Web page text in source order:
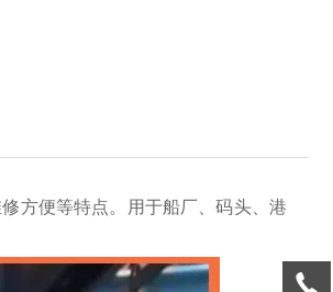
方便等特点。用于船厂、码头、港